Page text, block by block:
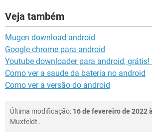
Veja também
Mugen download android
Google chrome para android
Youtube downloader para android,
Como ver a saude da bateria no android
Como ver a versão do android
Última modificação: 16 de fevereiro de 2022
Muxfeldt .